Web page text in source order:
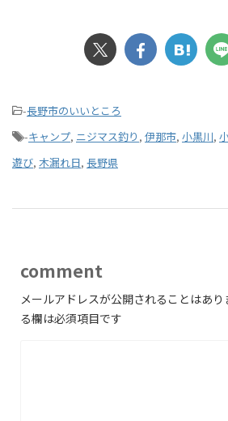
-長野市のいいところ
-キャンプ, ニジマス釣り , 伊那市, 小黒川,
遊び, 木漏れ日, 長野県
comment
メールアドレスが公開されることはあり
る欄は必須項目です